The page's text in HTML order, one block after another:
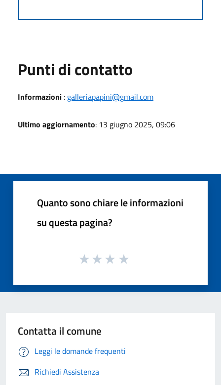
Punti di contatto
Informazioni : galleriapapini@gmail.com
Ultimo aggiornamento: 13 giugno 2025, 09:06
Quanto sono chiare le informazioni
su questa pagina?
Contatta il comune
Leggi le domande frequenti
Richiedi Assistenza